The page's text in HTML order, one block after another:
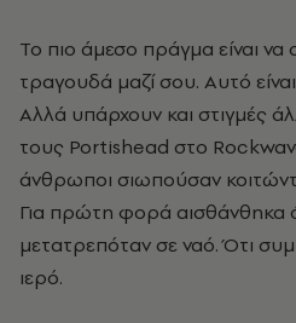
Το πιο άμεσο πράγμα είναι
τραγουδά μαζί σου. Αυτό
Αλλά υπάρχουν και στιγμές
τους Portishead στο
άνθρωποι σιωπούσαν
Για πρώτη φορά αισθάνθηκα
μετατρεπόταν σε ναό. Ότι
ιερό.